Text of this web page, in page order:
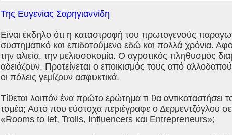
Της Ευγενίας Σαρηγιαννίδη
Είναι έκδηλο ότι η καταστροφή του πρωτογενούς
συστηματικό και επιδοτούμενο εδώ και πολλά χρόνια.
την αλιεία, την μελισσοκομία. Ο αγροτικός πληθυσμός
αδειάζουν. Προτείνεται ο εποικισμός τους από
οι πόλεις γεμίζουν ασφυκτικά.
Τίθεται λοιπόν ένα πρώτο ερώτημα τι θα
τομέα; Αυτό που εύστοχα περιέγραφε ο Δερμεντζόγλου
«Rooms to let, Trolls, Influencers και Entrepreneurs»;